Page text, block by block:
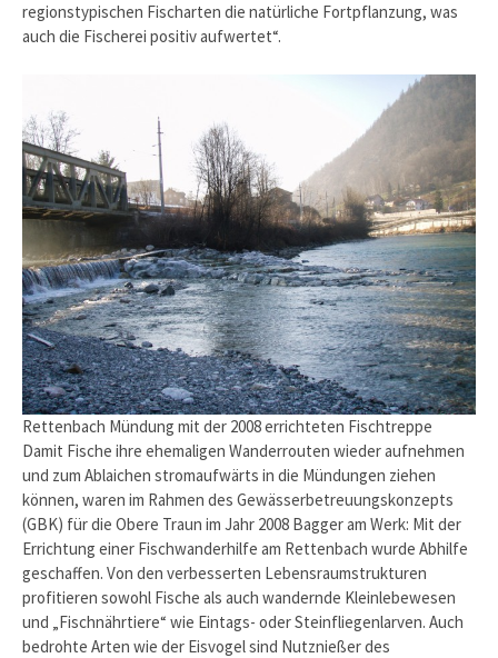
regionstypischen Fischarten die natürliche Fortpflanzung, was
auch die Fischerei positiv aufwertet“.
Rettenbach Mündung mit der 2008 errichteten Fischtreppe
Damit Fische ihre ehemaligen Wanderrouten wieder aufnehmen
und zum Ablaichen stromaufwärts in die Mündungen ziehen
können, waren im Rahmen des Gewässerbetreuungskonzepts
(GBK) für die Obere Traun im Jahr 2008 Bagger am Werk: Mit der
Errichtung einer Fischwanderhilfe am Rettenbach wurde Abhilfe
geschaffen. Von den verbesserten Lebensraumstrukturen
profitieren sowohl Fische als auch wandernde Kleinlebewesen
und „Fischnährtiere“ wie Eintags- oder Steinfliegenlarven. Auch
bedrohte Arten wie der Eisvogel sind Nutznießer des